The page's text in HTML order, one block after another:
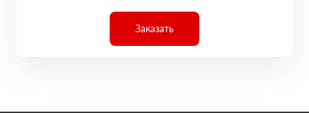
Заказать